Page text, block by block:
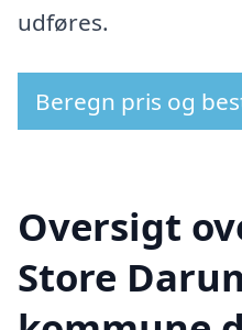
udføres.
Beregn pris og
Oversigt
Store